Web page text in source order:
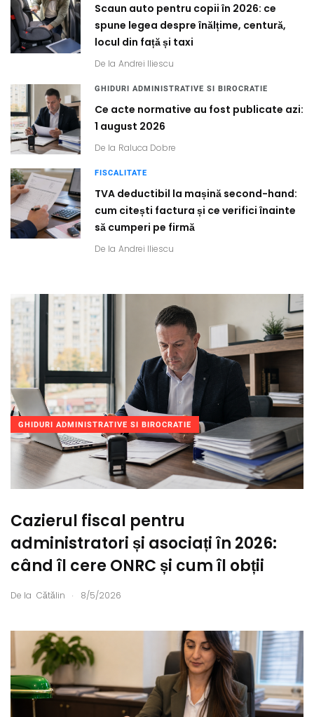
Scaun auto pentru copii în 2026: ce
spune legea despre înălțime, centură,
locul din față și taxi
De la Andrei Iliescu
GHIDURI ADMINISTRATIVE SI BIROCRATIE
Ce acte normative au fost publicate azi:
1 august 2026
De la Raluca Dobre
FISCALITATE
TVA deductibil la mașină second-hand:
cum citești factura și ce verifici înainte
să cumperi pe firmă
De la Andrei Iliescu
GHIDURI ADMINISTRATIVE SI BIROCRATIE
Cazierul fiscal pentru
administratori și asociați în 2026:
când îl cere ONRC și cum îl obții
De la Cătălin . 8/5/2026